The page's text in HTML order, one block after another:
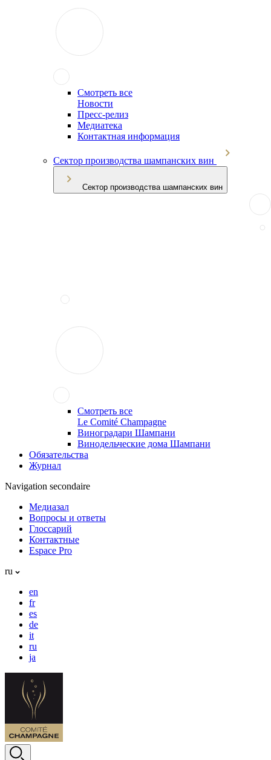
Смотреть все
Новости
Пресс-релиз
Медиатека
Контактная информация
Сектор производства шампанских вин
Сектор производства шампанских вин
Смотреть все
Le Comité Champagne
Виноградари Шампани
Винодельческие дома Шампани
Обязательства
Журнал
Navigation secondaire
Медиазал
Вопросы и ответы
Глоссарий
Контактные
Espace Pro
ru
en
fr
es
de
it
ru
ja